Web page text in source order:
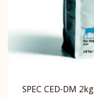
SPEC CED-DM 2kg